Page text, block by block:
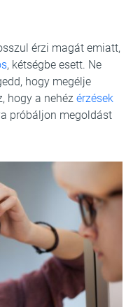
érzi magát emiatt,
, kétségbe esett. Ne
hogy megélje
hogy a nehéz érzések
próbáljon megoldást